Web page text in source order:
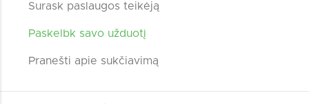
Surask paslaugos teikėją
Paskelbk savo užduotį
Pranešti apie sukčiavimą